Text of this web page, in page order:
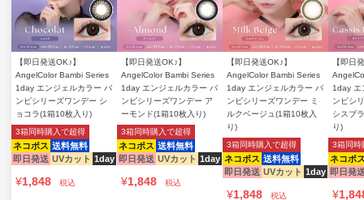
【即日発送OK♪】
AngelColor Bambi Series
1day エンジェルカラー バ
ンビシリーズワンデー シ
ョコラ(1箱10枚入り)
ネコポス 送料無料
即日発送 UVカット 1day
3箱同時購入で超得
¥1,848 税込
【即日発送OK♪】
AngelColor Bambi Series
1day エンジェルカラー バ
ンビシリーズワンデー ア
ーモンド(1箱10枚入り)
ネコポス 送料無料
即日発送 UVカット 1day
3箱同時購入で超得
¥1,848 税込
【即日発送OK♪】
AngelColor Bambi Series
1day エンジェルカラー バ
ンビシリーズワンデー ミ
ルクベージュ(1箱10枚入
り)
ネコポス 送料無料
即日発送 UVカット 1day
3箱同時購入で超得
¥1,848 税込
【即日
1day エ
ンビシ
シスブ
り)
ネコポ
即日発
3箱同時
¥